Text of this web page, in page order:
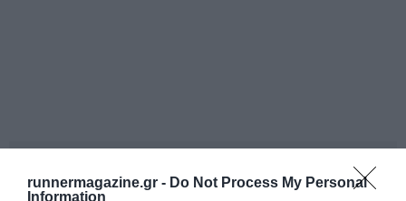
runnermagazine.gr - Do Not Process My Personal
Information